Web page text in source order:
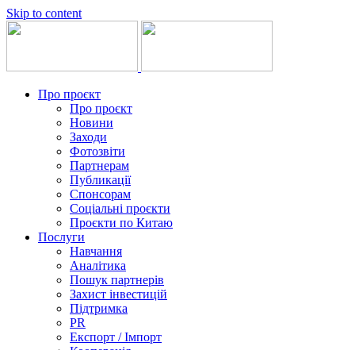
Skip to content
Про проєкт
Про проєкт
Новини
Заходи
Фотозвіти
Партнерам
Публикації
Спонсорам
Соціальні проєкти
Проєкти по Китаю
Послуги
Навчання
Аналітика
Пошук партнерів
Захист інвестицій
Підтримка
PR
Експорт / Імпорт